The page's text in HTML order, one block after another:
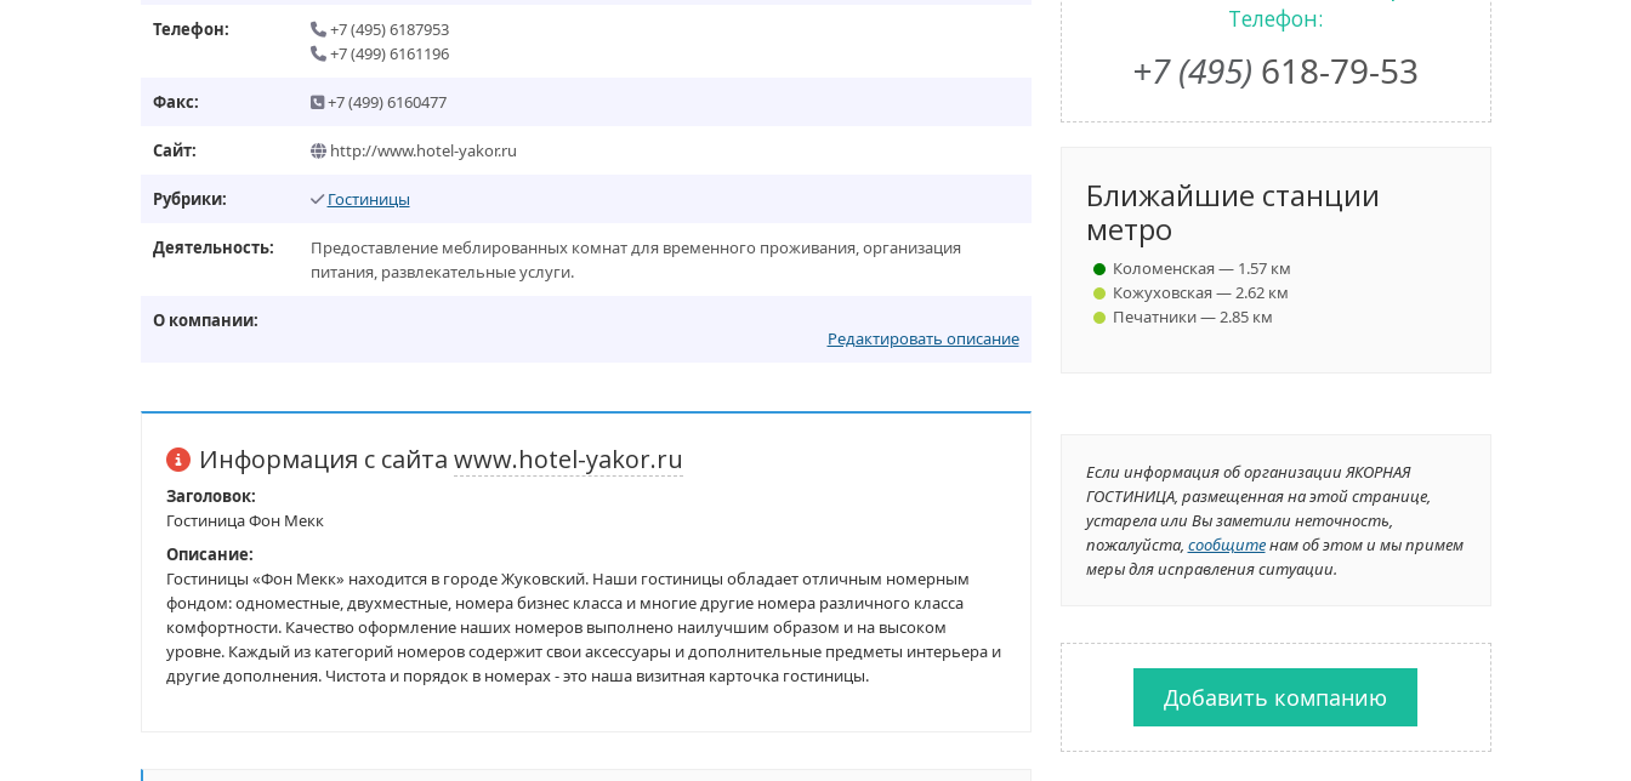
Телефон:
+7 (495) 6187953
+7 (499) 6161196
Факс: +7 (499) 6160477
Сайт: http://www.hotel-yakor.ru
Рубрики: Гостиницы
Деятельность:
Предоставление меблированных комнат для временного проживания, организация
питания, развлекательные услуги.
О компании:
Редактировать описание
Информация с сайта www.hotel-yakor.ru
Заголовок:
Гостиница Фон Мекк
Описание:
Гостиницы «Фон Мекк» находится в городе Жуковский. Наши гостиницы обладает отличным номерным
фондом: одноместные, двухместные, номера бизнес класса и многие другие номера различного класса
комфортности. Качество оформление наших номеров выполнено наилучшим образом и на высоком
уровне. Каждый из категорий номеров содержит свои аксессуары и дополнительные предметы интерьера и
другие дополнения. Чистота и порядок в номерах - это наша визитная карточка гостиницы.
Телефон:
+7 (495) 618-79-53
Ближайшие станции
метро
Коломенская — 1.57 км
Кожуховская — 2.62 км
Печатники — 2.85 км
Если информация об организации ЯКОРНАЯ
ГОСТИНИЦА, размещенная на этой странице,
устарела или Вы заметили неточность,
пожалуйста, сообщитенам об этом и мы примем
меры для исправления ситуации.
Добавить компанию